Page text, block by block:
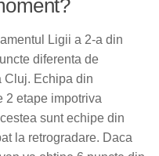
Ligii a 2-a din
diferenta de
Cluj. Echipa din
2 etape impotriva
sunt echipe din
la retrogradare. Daca